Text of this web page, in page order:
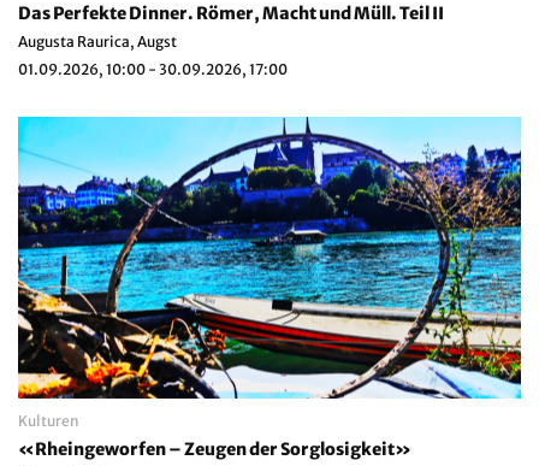
Das Perfekte Dinner. Römer, Macht und Müll. Teil II
Augusta Raurica, Augst
01.09.2026, 10:00 - 30.09.2026, 17:00
Kulturen
«Rheingeworfen – Zeugen der Sorglosigkeit»